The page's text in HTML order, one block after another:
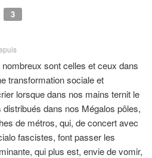
3
sont celles et ceux dans
transformation sociale et
lorsque dans nos mains ternit le
dans nos Mégalos pôles,
de métros, qui, de concert avec
fascistes, font passer les
qui plus est, envie de vomir,